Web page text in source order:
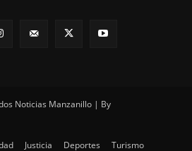
Noticias Manzanillo | By
Justicia Deportes Turismo